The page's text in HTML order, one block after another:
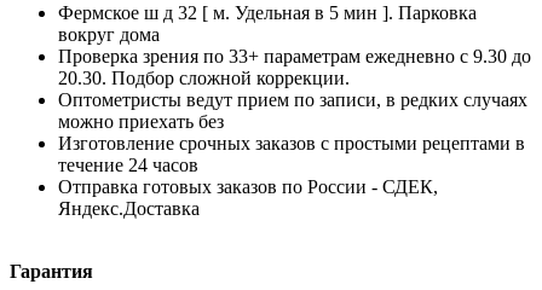
Фермское ш д 32 [ м. Удельная в 5 мин ]. Парковка
вокруг дома
Проверка зрения по 33+ параметрам ежедневно с 9.30 до
20.30. Подбор сложной коррекции.
Оптометристы ведут прием по записи, в редких случаях
можно приехать без
Изготовление срочных заказов с простыми рецептами в
течение 24 часов
Отправка готовых заказов по России - СДЕК,
Яндекс.Доставка
Гарантия